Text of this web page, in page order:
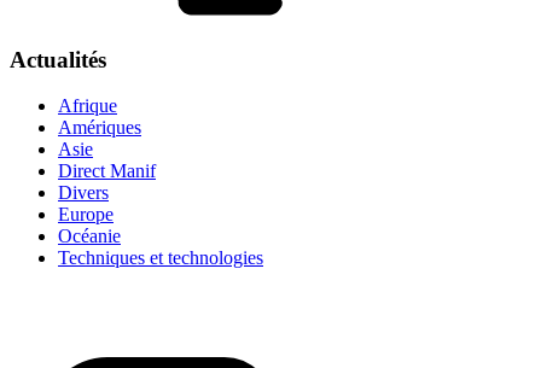
Actualités
Afrique
Amériques
Asie
Direct Manif
Divers
Europe
Océanie
Techniques et technologies